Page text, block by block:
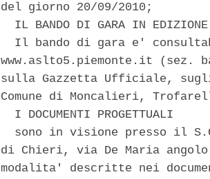
del giorno 20/09/2010;
IL BANDO DI GARA IN
Il bando di gara e'
www.aslto5.piemonte.it (sez.
sulla Gazzetta Ufficiale,
Comune di Moncalieri,
  I DOCUMENTI PROGETTUALI
sono in visione presso il
di Chieri, via De Maria
modalita' descritte nei